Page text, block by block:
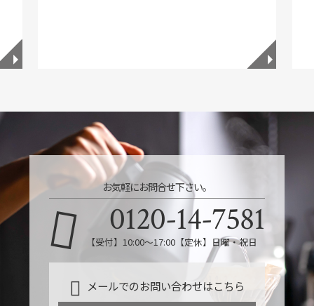
◥ ◥
お気軽にお問合せ下さい。
0120-14-7581
【受付】10:00～17:00【定休】日曜・祝日
メールでのお問い合わせはこちら